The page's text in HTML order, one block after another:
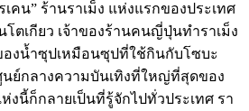
คน” ร้านราเม็ง แห่งแรกของประเทศ
ตเกียว เจ้าของร้านคนญี่ปุ่นทำราเม็ง
งนํ้าซุปเหมือนซุปที่ใช้กินกับโซบะ
นย์กลางความบันเทิงที่ใหญ่ที่สุดของ
งนี้ก็กลายเป็นที่รู้จักไปทั่วประเทศ รา